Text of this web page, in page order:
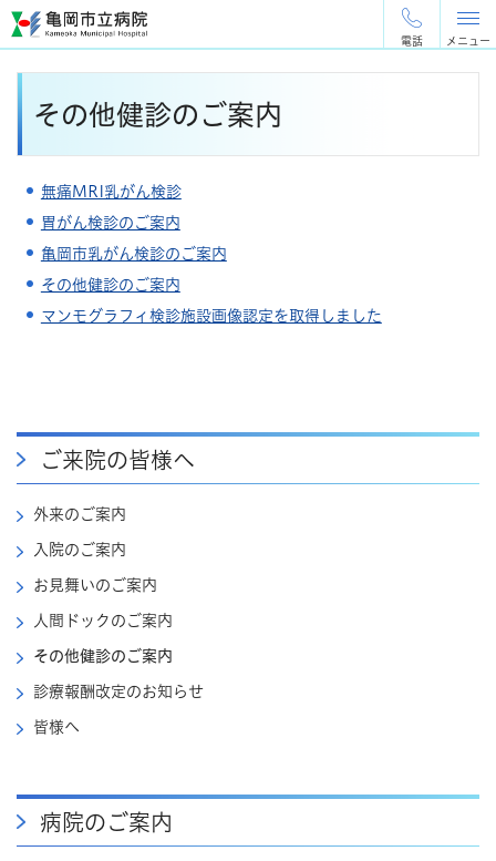
ペ
ー
メ
ニ
電話 メニュー
その他健診のご案内
無痛MRI乳がん検診
胃がん検診のご案内
亀岡市乳がん検診のご案内
その他健診のご案内
マンモグラフィ検診施設画像認定を取得しました
ご来院の皆様へ
外来のご案内
入院のご案内
お見舞いのご案内
人間ドックのご案内
その他健診のご案内
診療報酬改定のお知らせ
皆様へ
病院のご案内